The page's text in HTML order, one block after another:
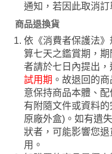
通知，若因此取消訂
商品退換貨
依《消費者保護法
算七天之鑑賞期，
者請於七日內提出，
試用期 。故退回的
意保持商品本體、
有附隨文件或資料
原廠外盒)。如有遺
狀者，可能影響您
用。